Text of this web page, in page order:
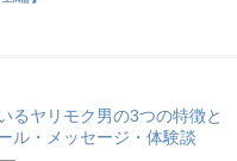
るヤリモク男の3つの特徴と
ル・メッセージ・体験談